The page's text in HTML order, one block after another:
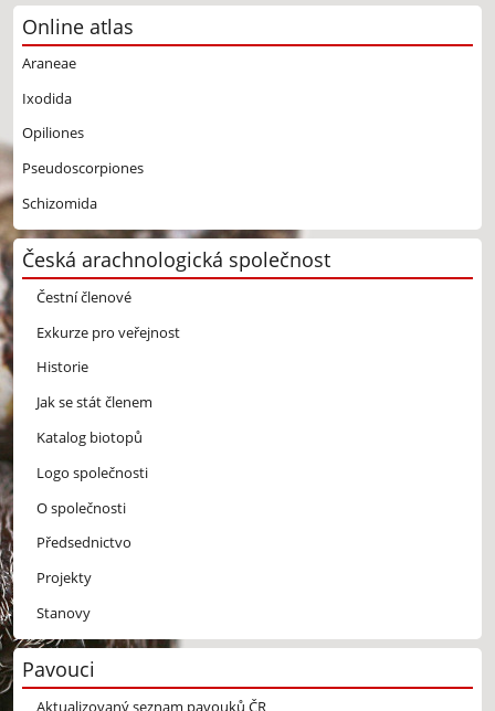
Online atlas
Araneae
Ixodida
Opiliones
Pseudoscorpiones
Schizomida
Česká arachnologická společnost
Čestní členové
Exkurze pro veřejnost
Historie
Jak se stát členem
Katalog biotopů
Logo společnosti
O společnosti
Předsednictvo
Projekty
Stanovy
Pavouci
Aktualizovaný seznam pavouků ČR